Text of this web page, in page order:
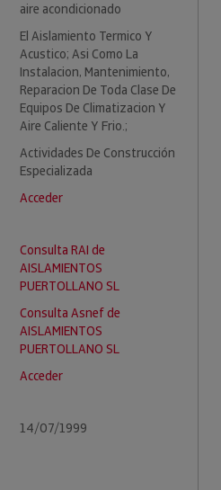
aire acondicionado
El Aislamiento Termico Y
Acustico; Asi Como La
Instalacion, Mantenimiento,
Reparacion De Toda Clase De
Equipos De Climatizacion Y
Aire Caliente Y Frio.;
Actividades De Construcción
Especializada
Acceder
Consulta RAI de
AISLAMIENTOS
PUERTOLLANO SL
Consulta Asnef de
AISLAMIENTOS
PUERTOLLANO SL
Acceder
14/07/1999